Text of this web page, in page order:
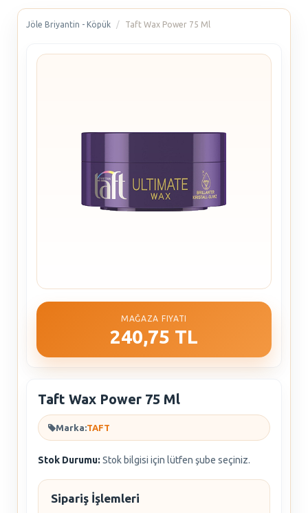
Jöle Briyantin - Köpük Taft Wax Power 75 Ml
MAĞAZA FIYATI
240,75 TL
Taft Wax Power 75 Ml
Marka:TAFT
Stok Durumu: Stok bilgisi için lütfen şube seçiniz.
Sipariş İşlemleri